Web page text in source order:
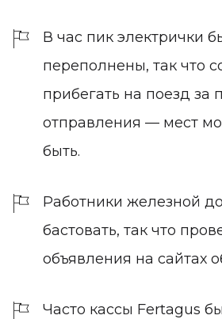
В час пик электрички
переполнены, так что
прибегать на поезд за
отправления — мест
быть.
Работники железной
бастовать, так что
объявления на сайтах
Часто кассы Fertagus